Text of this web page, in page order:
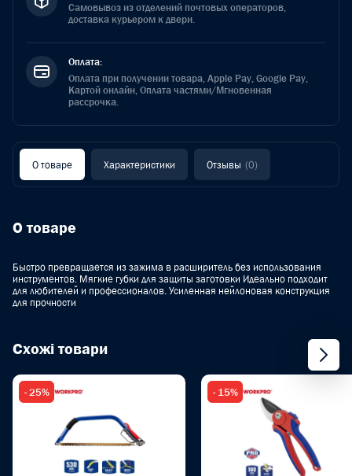
Самовывоз из отделений почтовых операторов,
доставка курьером к двери.
Оплата:
Оплата при получении товара, Apple Pay, Google Pay,
Картой онлайн, Оплата частями/Мгновенная
рассрочка.
О товаре Характеристики Отзывы (0)
О товаре
Быстро превращается из зажима в расширитель без использования
инструментов. Мягкие губки для защиты заготовки Идеально подходит
для любителей и профессионалов. Усиленная нейлоновая конструкция
для прочности
Схожі товари
- 25% - 15%